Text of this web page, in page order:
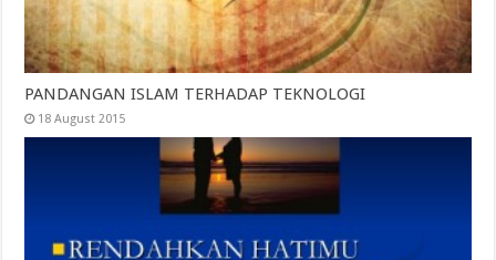
PANDANGAN ISLAM TERHADAP TEKNOLOGI
18 August 2015